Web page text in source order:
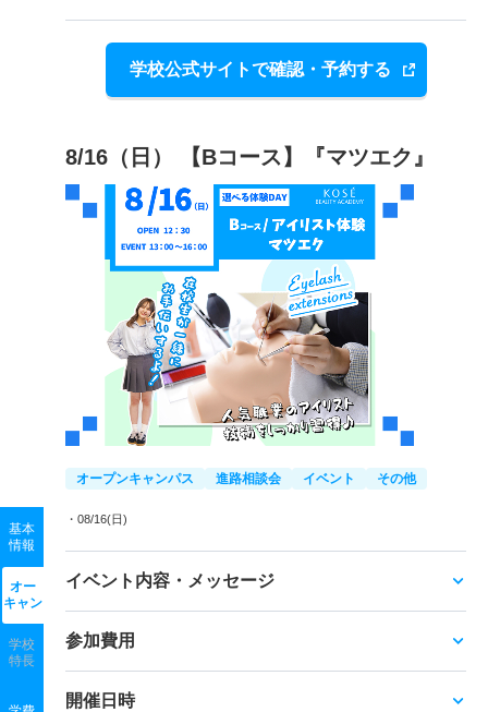
基本
情報
オー
キャン
学校
特長
学校公式サイトで確認・予約する
8/16（日） 【Bコース】『マツエク』
オープンキャンパス 進路相談会 イベント その他
・08/16(日)
イベント内容・メッセージ
参加費用
開催日時